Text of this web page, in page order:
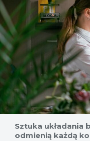
Sztuka układania
odmienią każdą